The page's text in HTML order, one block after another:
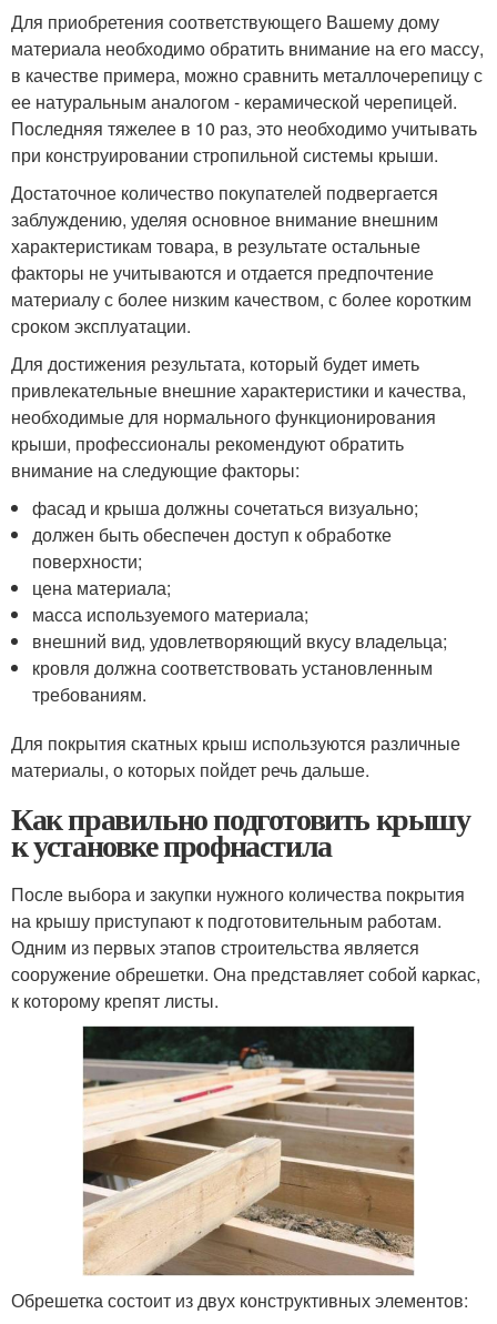
Для приобретения соответствующего Вашему дому
материала необходимо обратить внимание на его массу,
в качестве примера, можно сравнить металлочерепицу с
ее натуральным аналогом - керамической черепицей.
Последняя тяжелее в 10 раз, это необходимо учитывать
при конструировании стропильной системы крыши.
Достаточное количество покупателей подвергается
заблуждению, уделяя основное внимание внешним
характеристикам товара, в результате остальные
факторы не учитываются и отдается предпочтение
материалу с более низким качеством, с более коротким
сроком эксплуатации.
Для достижения результата, который будет иметь
привлекательные внешние характеристики и качества,
необходимые для нормального функционирования
крыши, профессионалы рекомендуют обратить
внимание на следующие факторы:
фасад и крыша должны сочетаться визуально;
должен быть обеспечен доступ к обработке
поверхности;
цена материала;
масса используемого материала;
внешний вид, удовлетворяющий вкусу владельца;
кровля должна соответствовать установленным
требованиям.
Для покрытия скатных крыш используются различные
материалы, о которых пойдет речь дальше.
Как правильно подготовить крышу
к установке профнастила
После выбора и закупки нужного количества покрытия
на крышу приступают к подготовительным работам.
Одним из первых этапов строительства является
сооружение обрешетки. Она представляет собой каркас,
к которому крепят листы.
Обрешетка состоит из двух конструктивных элементов: